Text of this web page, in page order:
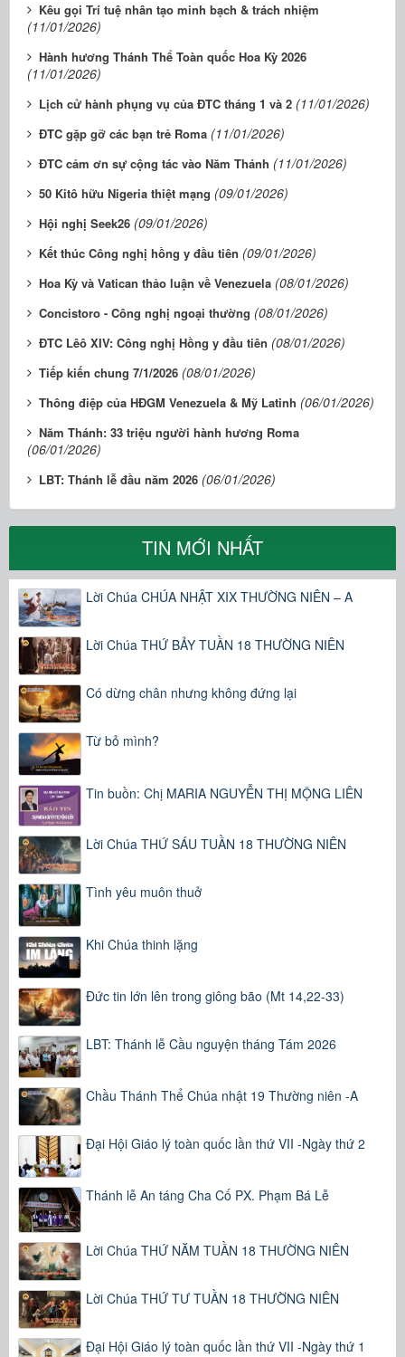
Kêu gọi Trí tuệ nhân tạo minh bạch & trách nhiệm
(11/01/2026)
Hành hương Thánh Thể Toàn quốc Hoa Kỳ 2026
(11/01/2026)
Lịch cử hành phụng vụ của ĐTC tháng 1 và 2 (11/01/2026)
ĐTC gặp gỡ các bạn trẻ Roma (11/01/2026)
ĐTC cảm ơn sự cộng tác vào Năm Thánh (11/01/2026)
50 Kitô hữu Nigeria thiệt mạng (09/01/2026)
Hội nghị Seek26 (09/01/2026)
Kết thúc Công nghị hồng y đầu tiên (09/01/2026)
Hoa Kỳ và Vatican thảo luận về Venezuela (08/01/2026)
Concistoro - Công nghị ngoại thường (08/01/2026)
ĐTC Lêô XIV: Công nghị Hồng y đầu tiên (08/01/2026)
Tiếp kiến chung 7/1/2026 (08/01/2026)
Thông điệp của HĐGM Venezuela & Mỹ Latinh (06/01/2026)
Năm Thánh: 33 triệu người hành hương Roma
(06/01/2026)
LBT: Thánh lễ đầu năm 2026 (06/01/2026)
TIN MỚI NHẤT
Lời Chúa CHÚA NHẬT XIX THƯỜNG NIÊN – A
Lời Chúa THỨ BẢY TUẦN 18 THƯỜNG NIÊN
Có dừng chân nhưng không đứng lại
Từ bỏ mình?
Tin buồn: Chị MARIA NGUYỄN THỊ MỘNG LIÊN
Lời Chúa THỨ SÁU TUẦN 18 THƯỜNG NIÊN
Tình yêu muôn thuở
Khi Chúa thinh lặng
Đức tin lớn lên trong giông bão (Mt 14,22-33)
LBT: Thánh lễ Cầu nguyện tháng Tám 2026
Chầu Thánh Thể Chúa nhật 19 Thường niên -A
Đại Hội Giáo lý toàn quốc lần thứ VII -Ngày thứ 2
Thánh lễ An táng Cha Cố PX. Phạm Bá Lễ
Lời Chúa THỨ NĂM TUẦN 18 THƯỜNG NIÊN
Lời Chúa THỨ TƯ TUẦN 18 THƯỜNG NIÊN
Đại Hội Giáo lý toàn quốc lần thứ VII -Ngày thứ 1